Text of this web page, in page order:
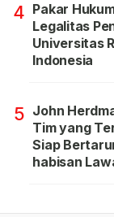
4 Pakar
Legalitas
Universitas
Indonesia
5 John
Tim yang
Siap
habisan